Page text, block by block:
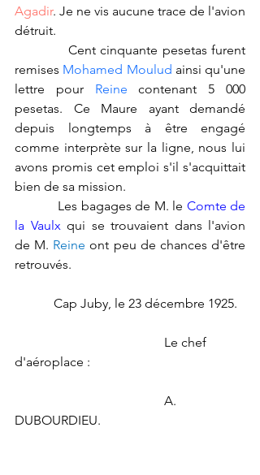
Agadir. Je ne vis aucune trace de l'avion
détruit.
Cent cinquante pesetas furent
remises Mohamed Moulud ainsi qu'une
lettre pour Reine contenant 5 000
pesetas. Ce Maure ayant demandé
depuis longtemps à être engagé
comme interprète sur la ligne, nous lui
avons promis cet emploi s'il s'acquittait
bien de sa mission.
Les bagages de M. le Comte de
la Vaulx qui se trouvaient dans l'avion
de M. Reine ont peu de chances d'être
retrouvés.
Cap Juby, le 23 décembre 1925.
Le chef
d'aéroplace :
A.
DUBOURDIEU.